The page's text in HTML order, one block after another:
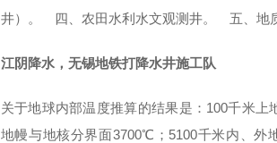
井）。 四、农田水利水文观测井。 五、地
江阴降水，无锡地铁打降水井施工队
关于地球内部温度推算的结果是：100千米
地幔与地核分界面3700℃；5100千米内、